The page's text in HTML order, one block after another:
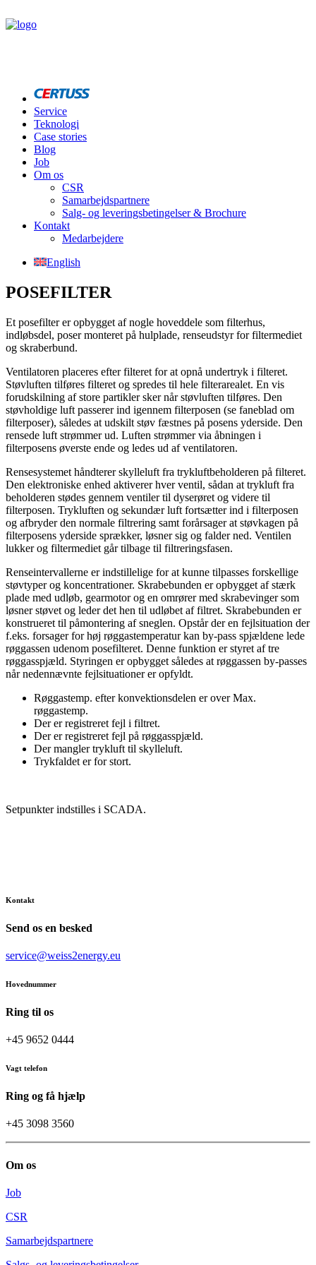
Service
Teknologi
Case stories
Blog
Job
Om os
CSR
Samarbejdspartnere
Salg- og leveringsbetingelser & Brochure
Kontakt
Medarbejdere
English
POSEFILTER
Et posefilter er opbygget af nogle hoveddele som filterhus,
indløbsdel, poser monteret på hulplade, renseudstyr for filtermediet
og skraberbund.
Ventilatoren placeres efter filteret for at opnå undertryk i filteret.
Støvluften tilføres filteret og spredes til hele filterarealet. En vis
forudskilning af store partikler sker når støvluften tilføres. Den
støvholdige luft passerer ind igennem filterposen (se faneblad om
filterposer), således at udskilt støv fæstnes på posens yderside. Den
rensede luft strømmer ud. Luften strømmer via åbningen i
filterposens øverste ende og ledes ud af ventilatoren.
Rensesystemet håndterer skylleluft fra trykluftbeholderen på filteret.
Den elektroniske enhed aktiverer hver ventil, sådan at trykluft fra
beholderen stødes gennem ventiler til dyserøret og videre til
filterposen. Trykluften og sekundær luft fortsætter ind i filterposen
og afbryder den normale filtrering samt forårsager at støvkagen på
filterposens yderside sprækker, løsner sig og falder ned. Ventilen
lukker og filtermediet går tilbage til filtreringsfasen.
Renseintervallerne er indstillelige for at kunne tilpasses forskellige
støvtyper og koncentrationer. Skrabebunden er opbygget af stærk
plade med udløb, gearmotor og en omrører med skrabevinger som
løsner støvet og leder det hen til udløbet af filtret. Skrabebunden er
konstrueret til påmontering af sneglen. Opstår der en fejlsituation der
f.eks. forsager for høj røggastemperatur kan by-pass spjældene lede
røggassen udenom posefilteret. Denne funktion er styret af tre
røggasspjæld. Styringen er opbygget således at røggassen by-passes
når nedennævnte fejlsituationer er opfyldt.
Røggastemp. efter konvektionsdelen er over Max.
røggastemp.
Der er registreret fejl i filtret.
Der er registreret fejl på røggasspjæld.
Der mangler trykluft til skylleluft.
Trykfaldet er for stort.
Setpunkter indstilles i SCADA.
Kontakt
Send os en besked
service@weiss2energy.eu
Hovednummer
Ring til os
+45 9652 0444
Vagt telefon
Ring og få hjælp
+45 3098 3560
Om os
Job
CSR
Samarbejdspartnere